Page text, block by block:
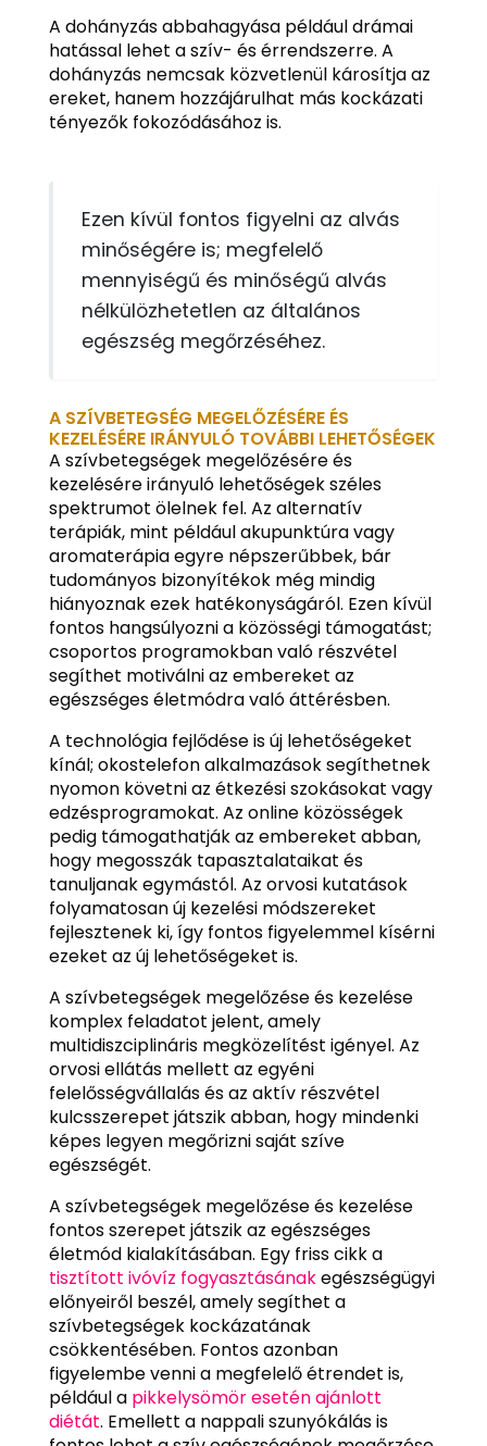
A dohányzás abbahagyása például drámai
hatással lehet a szív- és érrendszerre. A
dohányzás nemcsak közvetlenül károsítja az
ereket, hanem hozzájárulhat más kockázati
tényezők fokozódásához is.
Ezen kívül fontos figyelni az alvás
minőségére is; megfelelő
mennyiségű és minőségű alvás
nélkülözhetetlen az általános
egészség megőrzéséhez.
A SZÍVBETEGSÉG MEGELŐZÉSÉRE ÉS
KEZELÉSÉRE IRÁNYULÓ TOVÁBBI LEHETŐSÉGEK
A szívbetegségek megelőzésére és
kezelésére irányuló lehetőségek széles
spektrumot ölelnek fel. Az alternatív
terápiák, mint például akupunktúra vagy
aromaterápia egyre népszerűbbek, bár
tudományos bizonyítékok még mindig
hiányoznak ezek hatékonyságáról. Ezen kívül
fontos hangsúlyozni a közösségi támogatást;
csoportos programokban való részvétel
segíthet motiválni az embereket az
egészséges életmódra való áttérésben.
A technológia fejlődése is új lehetőségeket
kínál; okostelefon alkalmazások segíthetnek
nyomon követni az étkezési szokásokat vagy
edzésprogramokat. Az online közösségek
pedig támogathatják az embereket abban,
hogy megosszák tapasztalataikat és
tanuljanak egymástól. Az orvosi kutatások
folyamatosan új kezelési módszereket
fejlesztenek ki, így fontos figyelemmel kísérni
ezeket az új lehetőségeket is.
A szívbetegségek megelőzése és kezelése
komplex feladatot jelent, amely
multidiszciplináris megközelítést igényel. Az
orvosi ellátás mellett az egyéni
felelősségvállalás és az aktív részvétel
kulcsszerepet játszik abban, hogy mindenki
képes legyen megőrizni saját szíve
egészségét.
A szívbetegségek megelőzése és kezelése
fontos szerepet játszik az egészséges
életmód kialakításában. Egy friss cikk a
tisztított ivóvíz fogyasztásánakegészségügyi
előnyeiről beszél, amely segíthet a
szívbetegségek kockázatának
csökkentésében. Fontos azonban
figyelembe venni a megfelelő étrendet is,
például a pikkelysömör esetén ajánlott
diétát. Emellett a nappali szunyókálás is